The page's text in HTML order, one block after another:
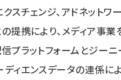
チェンジ、アドネットワ
提携により、メディア事業
プラットフォームとジー
ィエンスデータの連係に